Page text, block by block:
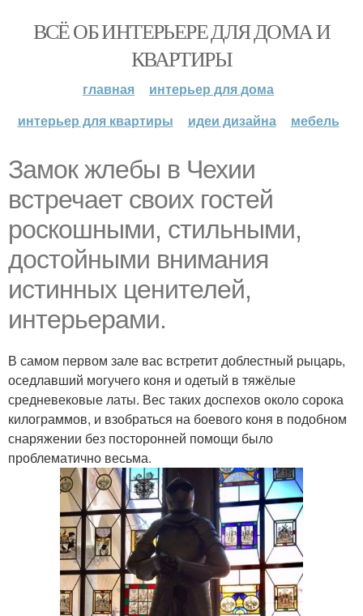
ВСЁ ОБ ИНТЕРЬЕРЕ ДЛЯ ДОМА И
КВАРТИРЫ
главная
интерьер для дома
интерьер для квартиры
идеи дизайна мебель
Замок жлебы в Чехии
встречает своих гостей
роскошными, стильными,
достойными внимания
истинных ценителей,
интерьерами.
В самом первом зале вас встретит доблестный рыцарь,
оседлавший могучего коня и одетый в тяжёлые
средневековые латы. Вес таких доспехов около сорока
килограммов, и взобраться на боевого коня в подобном
снаряжении без посторонней помощи было
проблематично весьма.